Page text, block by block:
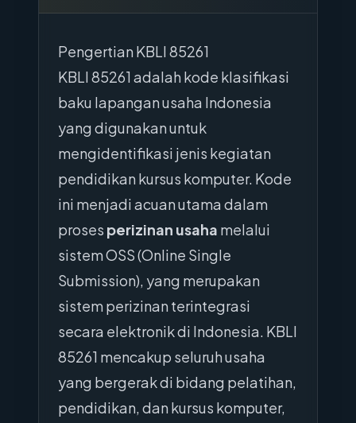
Pengertian KBLI 85261
KBLI 85261 adalah kode klasifikasi
baku lapangan usaha Indonesia
yang digunakan untuk
mengidentifikasi jenis kegiatan
pendidikan kursus komputer. Kode
ini menjadi acuan utama dalam
proses perizinan usaha melalui
sistem OSS (Online Single
Submission), yang merupakan
sistem perizinan terintegrasi
secara elektronik di Indonesia. KBLI
85261 mencakup seluruh usaha
yang bergerak di bidang pelatihan,
pendidikan, dan kursus komputer,